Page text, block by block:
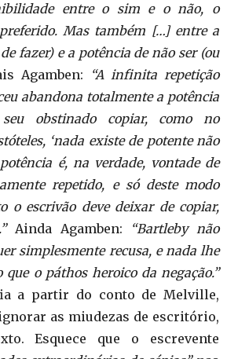
entre o sim e o não, o
Mas também […] entre a
fazer) e a potência de não ser (ou
Agamben:
“A infinita repetição
abandona totalmente a potência
obstinado copiar, como no
‘nada existe de potente não
é, na verdade, vontade de
repetido, e só deste modo
o escrivão deve deixar de copiar,
Ainda Agamben:
“Bartleby não
simplesmente recusa, e nada lhe
o páthos heroico da negação.”
a partir do conto de Melville,
as miudezas de escritório,
Esquece que o escrevente